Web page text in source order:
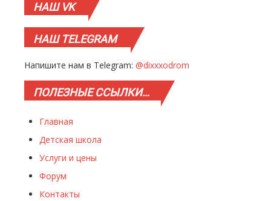
НАШVK
НАШTELEGRAM
Напишите нам в Telegram: @dixxxodrom
ПОЛЕЗНЫЕССЫЛКИ…
Главная
Детская школа
Услуги и цены
Форум
Контакты